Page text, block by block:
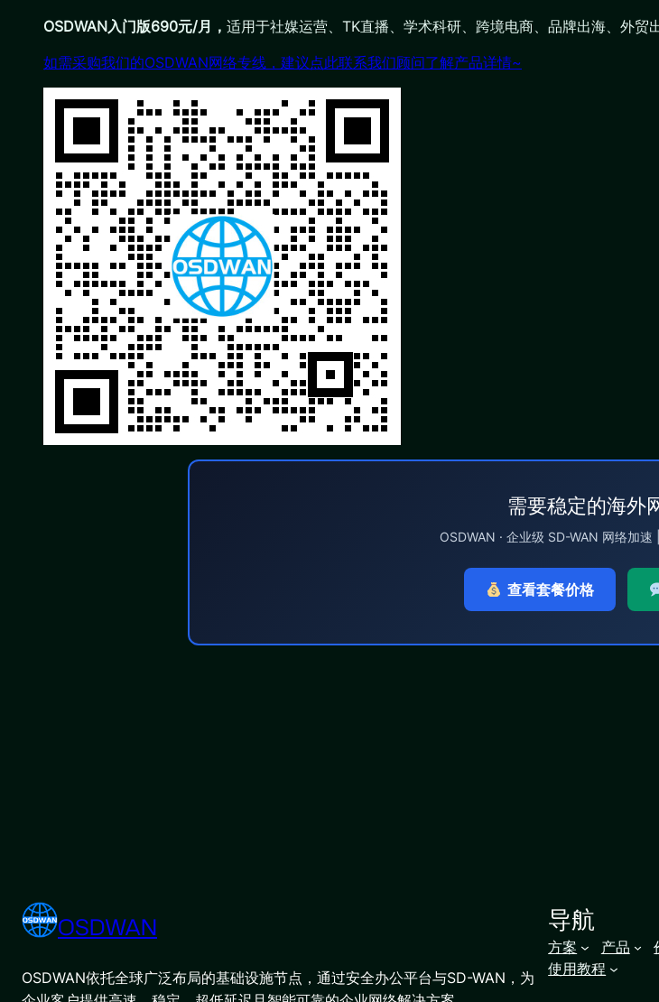
OSDWAN入门版690元/月， 适用于社媒运营、TK直播、学术科研、跨境电商、品牌出海、外贸
如需采购我们的OSDWAN网络专线，建议点此联系我们顾问了解产品详情~​
需要稳定的海外
OSDWAN · 企业级 SD-WAN 网络加
查看套餐价格
OSDWAN
OSDWAN依托全球广泛布局的基础设施节点，通过安全办公平台与SD-WAN，为
导航
方案 产品
使用教程